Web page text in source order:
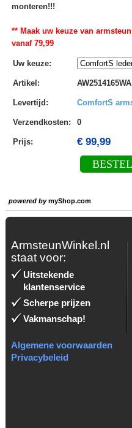
monteren!!!
** Maak uw keuze van
vanaf 79,99
Uw keuze:
Artikel : AW2514165WA
Levertijd : ComfortS
Verzendkosten: 0
Prijs: € 99,99
BESTEL
powered bymyShop.com
ArmsteunWinkel.nl
staat voor:
Uitstekende
klantenservice
Scherpe prijzen
Vakmanschap!
Algemene voorwaarden
Privacybeleid